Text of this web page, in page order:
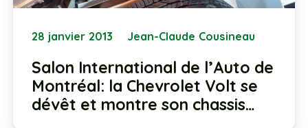
28 janvier 2013 Jean-Claude Cousineau
Salon International de l’Auto de
Montréal: la Chevrolet Volt se
dévêt et montre son chassis…